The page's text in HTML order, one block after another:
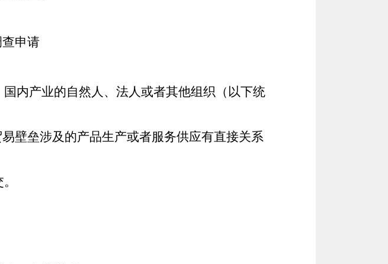
申请
内产业的自然人、法人或者其他组织（以下统
壁垒涉及的产品生产或者服务供应有直接关系